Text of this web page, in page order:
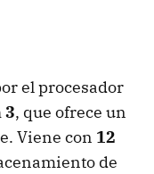
el procesador
3, que ofrece un
Viene con 12
de